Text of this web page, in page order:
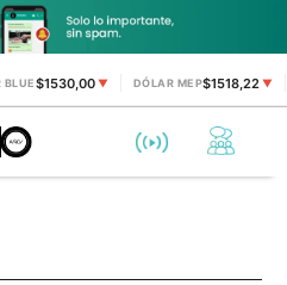
BLUE$1530,00 ▼ DÓLAR MEP$1518,22 ▼